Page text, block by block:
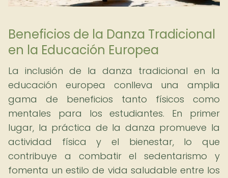
Beneficios de la Danza Tradicional
en la Educación Europea
La inclusión de la danza tradicional en la
educación europea conlleva una amplia
gama de beneficios tanto físicos como
mentales para los estudiantes. En primer
lugar, la práctica de la danza promueve la
actividad física y el bienestar, lo que
contribuye a combatir el sedentarismo y
fomenta un estilo de vida saludable entre los